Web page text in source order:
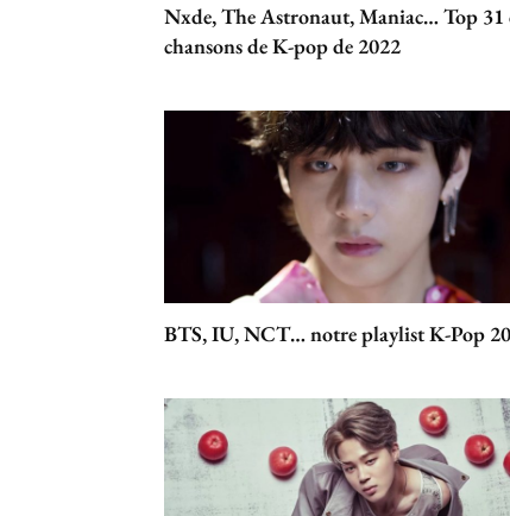
Nxde, The Astronaut, Maniac… Top 31
chansons de K-pop de 2022
BTS, IU, NCT… notre playlist K-Pop